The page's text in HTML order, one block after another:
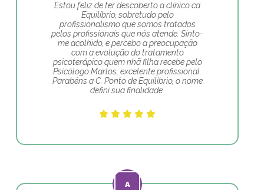
Estou feliz de ter descoberto a clínico ca
Equilíbrio, sobretudo pelo
profissionalismo que somos tratados
pelos profissionais que nós atende. Sinto-
me acolhido, e percebo a preocupação
com a evolução do tratamento
psicoterápico quem nhã filha recebe pelo
Psicólogo Marlos, excelente profissional.
Parabéns a C. Ponto de Equilíbrio, o nome
defini sua finalidade.